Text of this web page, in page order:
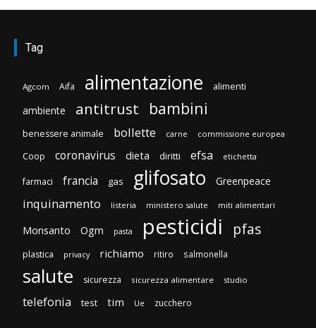
Tag
Agcom Aifa alimentazione alimenti
ambiente antitrust bambini
benessere animale bollette carne commissione europea
Coop coronavirus dieta diritti efsa etichetta
farmaci francia gas glifosato Greenpeace
inquinamento listeria ministero salute miti alimentari
Monsanto Ogm pasta pesticidi pfas
plastica privacy richiamo ritiro salmonella
salute sicurezza sicurezza alimentare studio
telefonia test tim Ue zucchero